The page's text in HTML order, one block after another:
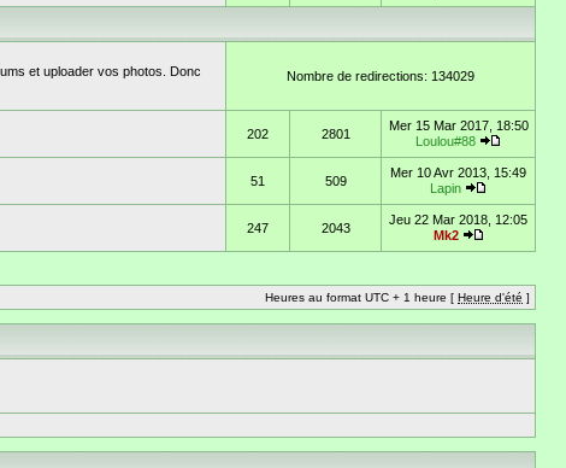
et uploader vos photos. Donc
Nombre de redirections: 134029
202 2801
Mer 15 Mar 2017, 18:50
Loulou#88
51 509
Mer 10 Avr 2013, 15:49
Lapin
247 2043
Jeu 22 Mar 2018, 12:05
Mk2
Heures au format UTC + 1 heure [ Heure d'été ]